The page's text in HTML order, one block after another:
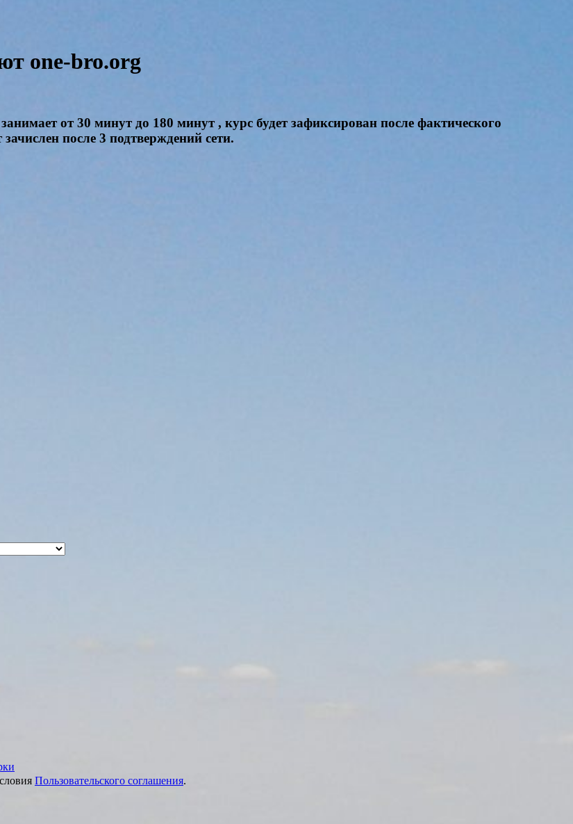
one-bro.org
от 30 минут до 180 минут , курс будет зафиксирован после фактического
после 3 подтверждений сети.
Пользовательского соглашения.